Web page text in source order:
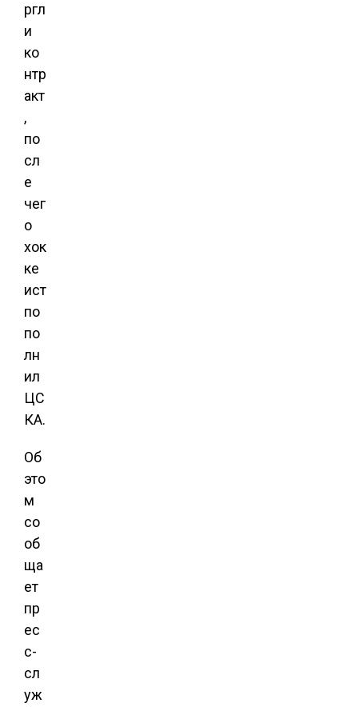
ргл
и
ко
нтр
акт
,
по
сл
е
чег
о
хок
ке
ист
по
по
лн
ил
ЦС
КА.
Об
это
м
со
об
ща
ет
пр
ес
с-
сл
уж